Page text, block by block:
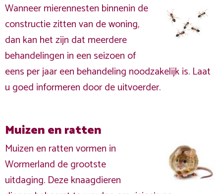
Wanneer mierennesten binnenin de
constructie zitten van de woning,
dan kan het zijn dat meerdere
behandelingen in een seizoen of
eens per jaar een behandeling noodzakelijk is. Laat
u goed informeren door de uitvoerder.
Muizen en ratten
Muizen en ratten vormen in
Wormerland de grootste
uitdaging. Deze knaagdieren